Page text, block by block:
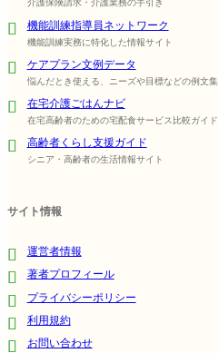
介護保険請求・介護業務の手引き
機能訓練指導員ネットワーク
機能訓練実務に特化した情報サイト
ケアプラン文例データ
悩んだとき使える、ニーズや目標などの例文集
在宅介護ごはんナビ
在宅高齢者のための宅配食サービス比較ガイド
高齢者くらし支援ガイド
シニア・高齢者の生活情報サイト
サイト情報
運営者情報
著者プロフィール
プライバシーポリシー
利用規約
お問い合わせ